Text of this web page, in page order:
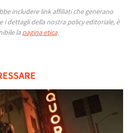
includere link affiliati che generano
i dettagli della nostra policy editoriale, è
la pagina etica.